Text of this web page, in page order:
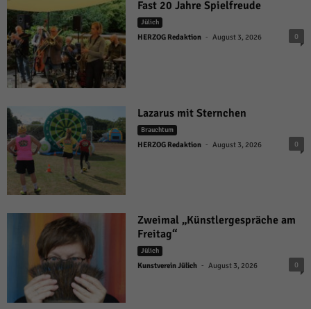
Fast 20 Jahre Spielfreude
Jülich
HERZOG Redaktion - August 3, 2026 0
Lazarus mit Sternchen
Brauchtum
HERZOG Redaktion - August 3, 2026 0
Zweimal „Künstlergespräche am
Freitag“
Jülich
Kunstverein Jülich - August 3, 2026 0